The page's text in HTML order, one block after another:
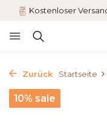
Kostenloser
Zurück Startseite
10% sale